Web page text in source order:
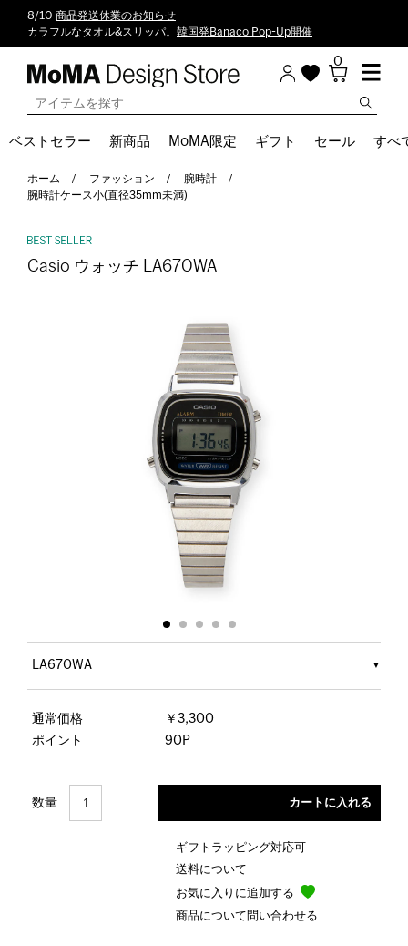
8/10 商品発送休業のお知らせ
カラフルなタオル&スリッパ。 韓国発Banaco Pop-Up開催
0
ベストセラー 新商品 MoMA限定 ギフト セール すべ
ホーム ファッション
腕時計
腕時計ケース小(直径35mm未満)
Casio ウォッチ LA670WA
LA670WA
通常価格
￥3,300
ポイント
90P
数量
ギフトラッピング対応可
送料について
お気に入りに追加する
商品について問い合わせる